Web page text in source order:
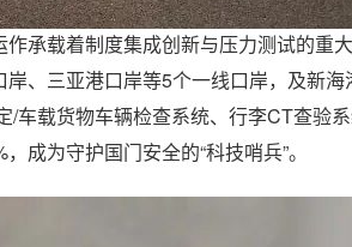
承载着制度集成创新与压力测试的重
、三亚港口岸等5个一线口岸，及新
载货物车辆检查系统、行李CT查验
成为守护国门安全的“科技哨兵”。